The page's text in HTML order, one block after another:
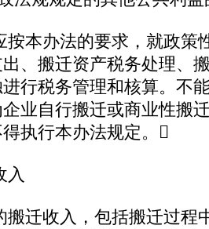
本办法的要求，就政策
、搬迁资产税务处理、
行税务管理和核算。不
业自行搬迁或商业性搬
执行本办法规定。
迁收入，包括搬迁过程